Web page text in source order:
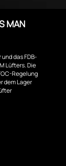
MAN
das FDB-
Lüfters. Die
Regelung
dem Lager